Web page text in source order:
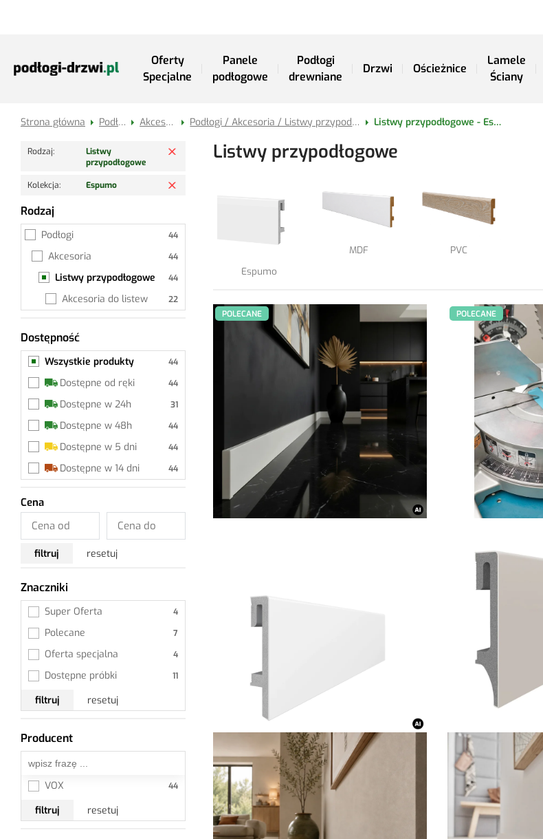
Oferty
Specjalne
Panele
podłogowe
Podłogi
drewniane
Drzwi Ościeżnice
Lamele
Ściany
Strona główna Podłogi Akcesoria Podłogi / Akcesoria / Listwy przypodłogowe Listwy przypodłogowe - Espumo
Rodzaj
Listwy
przypodłogowe
Usuń filtr
Kolekcja Espumo Usuń filtr
Rodzaj
Podłogi
Akcesoria
Listwy przypodłogowe
Akcesoria do listew
Dostępność
Wszystkie produkty
Dostępne od ręki
Dostępne w 24h
Dostępne w 48h
Dostępne w 5 dni
Dostępne w 14 dni
Cena
filtruj resetuj
Znaczniki
Super Oferta
Polecane
Oferta specjalna
Dostępne próbki
filtruj
resetuj
Producent
VOX
filtruj
resetuj
Listwy przypodłogowe
Espumo
MDF PVC
POLECANE POLECANE